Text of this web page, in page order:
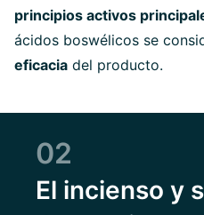
principios activos
ácidos boswélicos se
eficacia del producto.
02
El incienso y